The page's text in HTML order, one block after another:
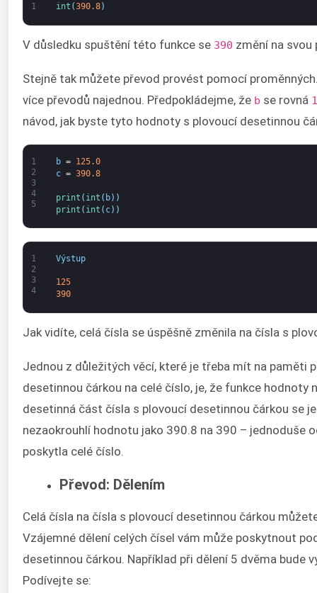
1 int (390.8)
V důsledku spuštění této funkce se 390 změní na
Stejně tak můžete převod provést pomocí
více převodů najednou. Předpokládejme, že b se rovná
návod, jak byste tyto hodnoty s plovoucí desetinnou
1
2
3
4
5
b =
125.0
c = 390.8
print ( int ( b) )
print ( int ( c) )
1
2
3
4
Výstup
125
390
Jak vidíte, celá čísla se úspěšně změnila na čísla s
Jednou z důležitých věcí, které je třeba mít na paměti
desetinnou čárkou na celé číslo, je, že funkce hodnoty
desetinná část čísla s plovoucí desetinnou čárkou se
nezaokrouhlí hodnotu jako 390.8 na 390 – jednoduše
poskytla celé číslo.
Převod: Dělením
Celá čísla na čísla s plovoucí desetinnou čárkou
Vzájemné dělení celých čísel vám může poskytnout
desetinnou čárkou. Například při dělení 5 dvěma bude
Podívejte se: